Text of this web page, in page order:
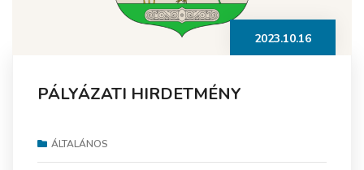
2023.10.16
PÁLYÁZATI HIRDETMÉNY
ÁLTALÁNOS